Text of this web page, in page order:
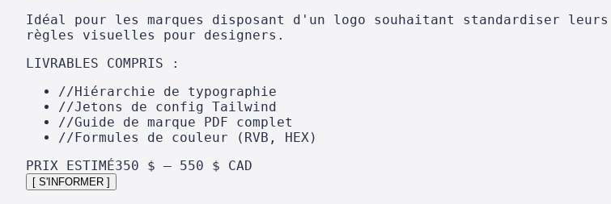
Idéal pour les marques disposant d'un logo souhaitant standardiser
règles visuelles pour designers.
LIVRABLES COMPRIS :
//Hiérarchie de typographie
//Jetons de config Tailwind
//Guide de marque PDF complet
//Formules de couleur (RVB, HEX)
PRIX ESTIMÉ350 $ – 550 $ CAD
[ S'INFORMER ]